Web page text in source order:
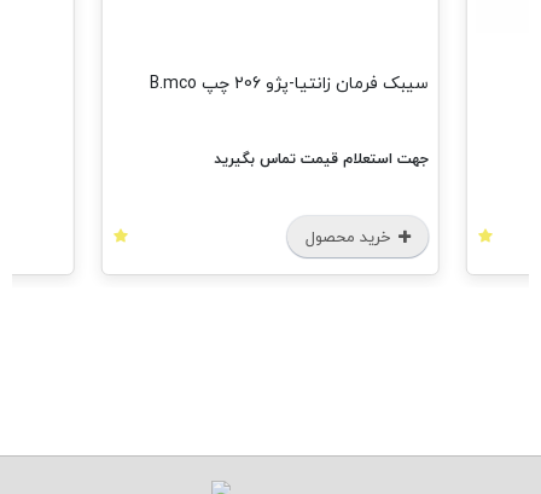
سیبک فرمان زانتیا-پژو 206 چپ B.mco
جهت استعلام قیمت تماس بگیرید
خرید محصول